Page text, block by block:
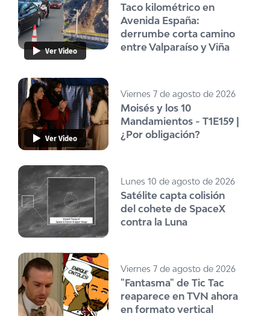
Ver Video
Taco kilométrico en
Avenida España:
derrumbe corta camino
entre Valparaíso y Viña
Ver Video
Viernes 7 de agosto de 2026
Moisés y los 10
Mandamientos - T1E159 |
¿Por obligación?
Lunes 10 de agosto de 2026
Satélite capta colisión
del cohete de SpaceX
contra la Luna
Viernes 7 de agosto de 2026
"Fantasma" de Tic Tac
reaparece en TVN ahora
en formato vertical